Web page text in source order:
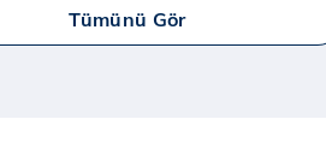
Tümünü Gör